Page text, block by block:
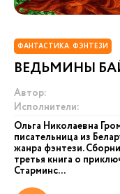
ФАНТАСТИКА. ФЭНТЕЗИ
ВЕДЬМИНЫ
Автор:
Исполнители:
Ольга Николаевна
писательница из
жанра фэнтези.
третья книга о
Старминс...